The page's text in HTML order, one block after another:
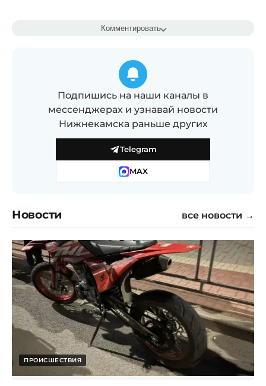
Комментировать
Подпишись на наши каналы в
мессенджерах и узнавай новости
Нижнекамска раньше других
Telegram
MAX
Новости все новости →
ПРОИСШЕСТВИЯ